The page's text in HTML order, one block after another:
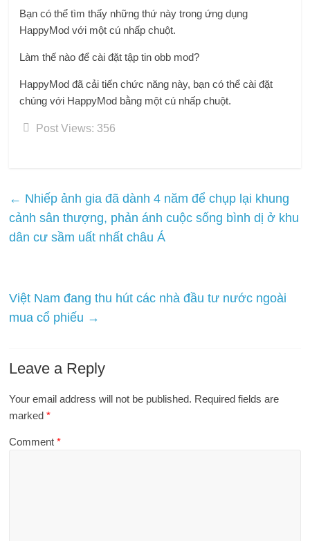
Bạn có thể tìm thấy những thứ này trong ứng dụng
HappyMod với một cú nhấp chuột.
Làm thế nào để cài đặt tập tin obb mod?
HappyMod đã cải tiến chức năng này, bạn có thể cài đặt
chúng với HappyMod bằng một cú nhấp chuột.
Post Views: 356
← Nhiếp ảnh gia đã dành 4 năm để chụp lại khung
cảnh sân thượng, phản ánh cuộc sống bình dị ở khu
dân cư sầm uất nhất châu Á
Việt Nam đang thu hút các nhà đầu tư nước ngoài
mua cổ phiếu →
Leave a Reply
Your email address will not be published. Required fields are
marked*
Comment*